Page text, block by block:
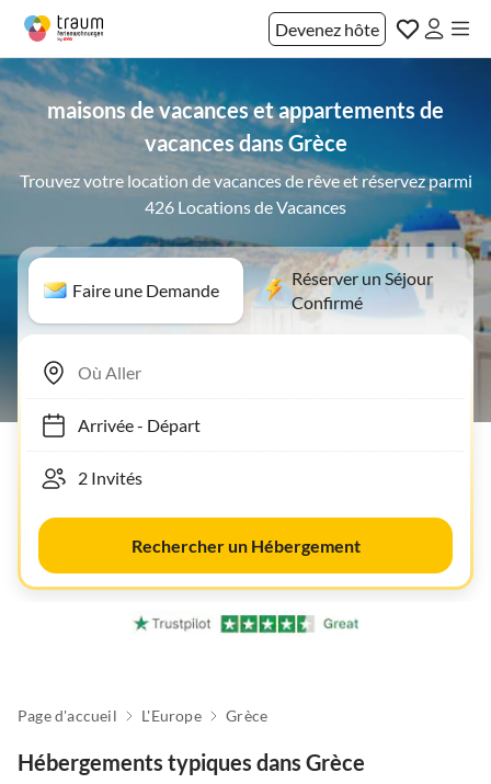
Devenez hôte
maisons de vacances et appartements de
vacances dans Grèce
Trouvez votre location de vacances de rêve et réservez parmi
426 Locations de Vacances
Faire une Demande
Réserver un Séjour
Confirmé
Arrivée- Départ
Rechercher un Hébergement
Page d'accueil L'Europe Grèce
Hébergements typiques dans Grèce